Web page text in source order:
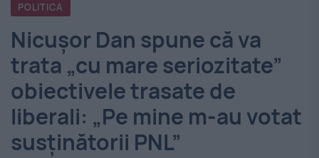
România
-
Evenimentul
Zilei
POLITICA
Nicușor Dan spune că va
trata „cu mare seriozitate”
obiectivele trasate de
liberali: „Pe mine m-au votat
susținătorii PNL”